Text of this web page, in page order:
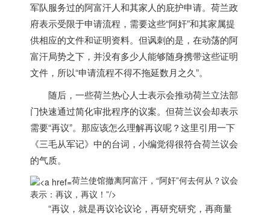
军队服务过的阿富汗人和其家人的庇护申请。 荷兰政
府表示受限于申请流程，需要这些“阿奸”和其家属提
供相应的文件和证明资料。但讽刺的是，在动荡的阿
富汗局势之下，并没有多少人能够随身携带这些证明
文件，所以“申请流程不得不拖延数月之久”。
随后，一些荷兰热心人士表示会推动荷兰立法部
门快速通过简化审批程序的议案。但荷兰议会却表示
需要“再议”。那应该怎么理解再议呢？这里引用一下
《三毛从军记》中的台词，小编觉得很符合荷兰议会
的气质。
荷兰使馆撤离阿富汗，“阿奸”何去何从？议会
表示：再议，再议！”/>
“再议，就是再议论议论，再研究研究，再商量